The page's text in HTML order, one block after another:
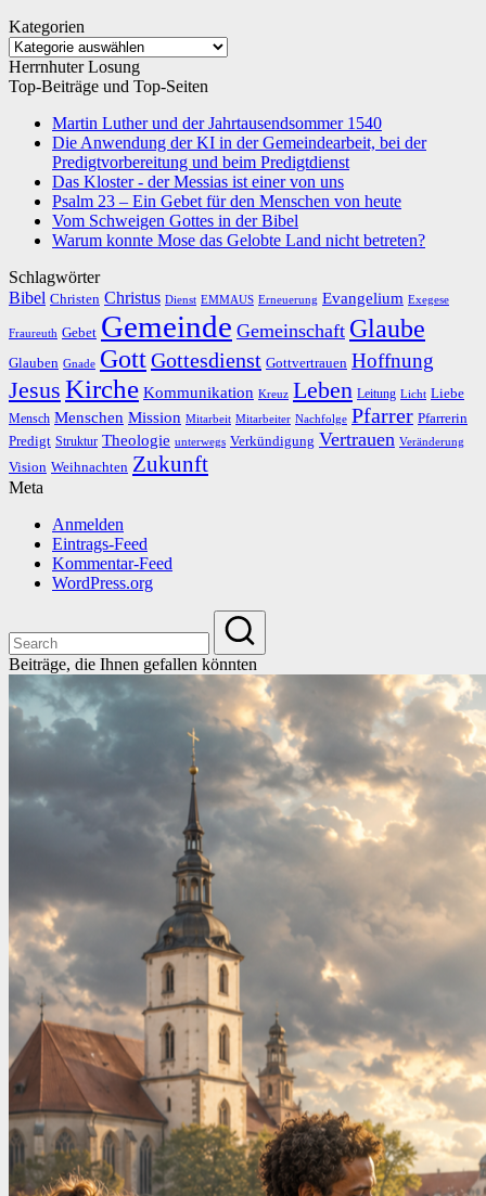
Kategorien
Kategorien
Herrnhuter Losung
Top-Beiträge und Top-Seiten
Martin Luther und der Jahrtausendsommer 1540
Die Anwendung der KI in der Gemeindearbeit, bei der
Predigtvorbereitung und beim Predigtdienst
Das Kloster - der Messias ist einer von uns
Psalm 23 – Ein Gebet für den Menschen von heute
Vom Schweigen Gottes in der Bibel
Warum konnte Mose das Gelobte Land nicht betreten?
Schlagwörter
Bibel Christen Christus Dienst EMMAUS Erneuerung Evangelium Exegese
Fraureuth Gebet Gemeinde Gemeinschaft Glaube
Glauben Gnade GottGottesdienst Gottvertrauen Hoffnung
Jesus Kirche Kommunikation Kreuz Leben Leitung Licht Liebe
Mensch Menschen Mission Mitarbeit Mitarbeiter Nachfolge Pfarrer Pfarrerin
Predigt Struktur Theologie unterwegs Verkündigung Vertrauen Veränderung
Vision Weihnachten Zukunft
Meta
Anmelden
Eintrags-Feed
Kommentar-Feed
WordPress.org
Beiträge, die Ihnen gefallen könnten